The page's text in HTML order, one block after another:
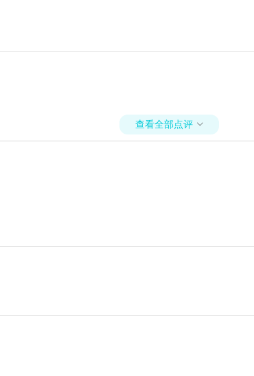
查看全部点评 